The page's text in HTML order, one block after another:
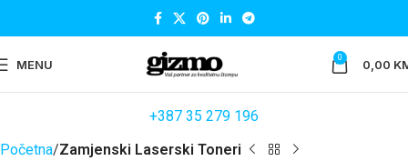
MENU 0 0,00
+387 35 279 196
Početna Zamjenski Laserski Toneri